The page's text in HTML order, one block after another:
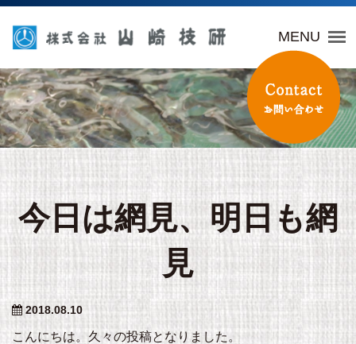
MENU
今日は網見、明日も網
見
2018.08.10
こんにちは。久々の投稿となりました。